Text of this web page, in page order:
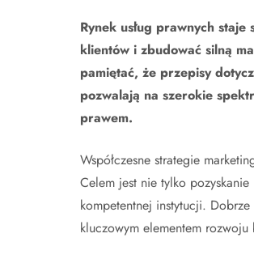
Rynek usług prawnych
klientów i zbudować silną
pamiętać, że przepisy
pozwalają na szerokie
prawem.
Współczesne strategie
Celem jest nie tylko
kompetentnej instytucji.
kluczowym elementem